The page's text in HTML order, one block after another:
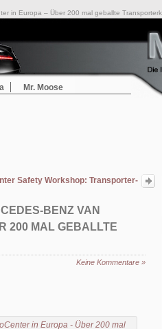
in Europa – Über 200 mal geballte
Mr. Moose
electric
Safety Workshop: Transporter-
auf Pkw-Niveau
BENZ VAN
200 MAL GEBALLTE
Keine Kommentare »